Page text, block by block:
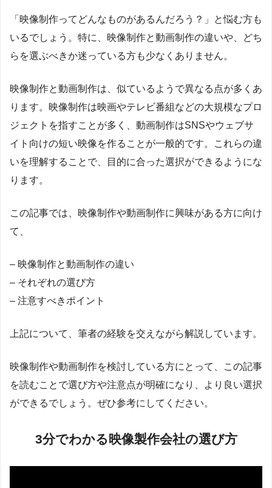
「映像制作ってどんなものがあるんだろう？」と悩む方も
いるでしょう。特に、映像制作と動画制作の違いや、どち
らを選ぶべきか迷っている方も少なくありません。
映像制作と動画制作は、似ているようで異なる点が多くあ
ります。映像制作は映画やテレビ番組などの大規模なプロ
ジェクトを指すことが多く、動画制作はSNSやウェブサ
イト向けの短い映像を作ることが一般的です。これらの違
いを理解することで、目的に合った選択ができるようにな
ります。
この記事では、映像制作や動画制作に興味がある方に向け
て、
– 映像制作と動画制作の違い
– それぞれの選び方
– 注意すべきポイント
上記について、筆者の経験を交えながら解説しています。
映像制作や動画制作を検討している方にとって、この記事
を読むことで選び方や注意点が明確になり、より良い選択
ができるでしょう。ぜひ参考にしてください。
3分でわかる映像製作会社の選び方